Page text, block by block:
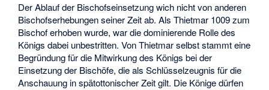
Der Ablauf der Bischofseinsetzung wich nicht von anderen
Bischofserhebungen seiner Zeit ab. Als Thietmar 1009 zum
Bischof erhoben wurde, war die dominierende Rolle des
Königs dabei unbestritten. Von Thietmar selbst stammt eine
Begründung für die Mitwirkung des Königs bei der
Einsetzung der Bischöfe, die als Schlüsselzeugnis für die
Anschauung in spätottonischer Zeit gilt. Die Könige dürfen